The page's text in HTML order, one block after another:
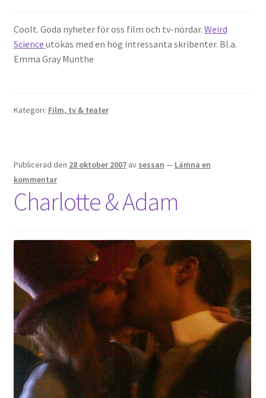
Från Photoboothet
Information
Vigseln: Maria Magdalena Kyrka
Festen: Villa Ludvigsberg
Barn?
Önskelista
Önska musik
OSA
Kassa
Coolt. Goda nyheter för oss film och tv-nördar. Weird
Science utökas med en hög intressanta skribenter. Bl.a.
Emma Gray Munthe
Kategori: Film, tv & teater
Publicerad den 28 oktober 2007 av sessan — Lämna en
kommentar
Charlotte & Adam